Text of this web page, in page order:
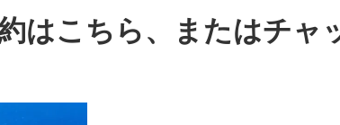
はこちら、またはチャ